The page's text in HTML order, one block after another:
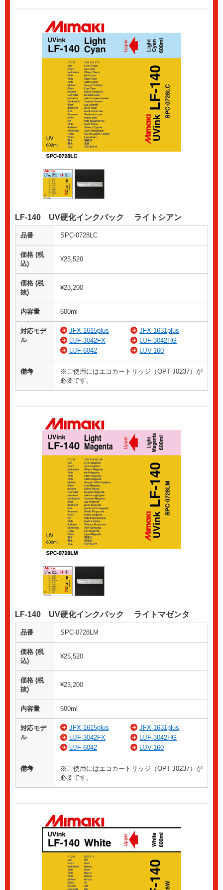
LF-140 UV硬化インクパック ライトシアン
品番 SPC-0728LC
価格 (税
込)
¥25,520
価格 (税
抜)
¥23,200
内容量 600ml
対応モデ
ル
JFX-1615plus
JFX-1631plus
UJF-3042FX
UJF-3042HG
UJF-6042
UJV-160
備考
※ご使用にはエコカートリッジ（OPT-J0237）が
必要です。
LF-140 UV硬化インクパック ライトマゼンタ
品番 SPC-0728LM
価格 (税
込)
¥25,520
価格 (税
抜)
¥23,200
内容量 600ml
対応モデ
ル
JFX-1615plus
JFX-1631plus
UJF-3042FX
UJF-3042HG
UJF-6042
UJV-160
備考
※ご使用にはエコカートリッジ（OPT-J0237）が
必要です。